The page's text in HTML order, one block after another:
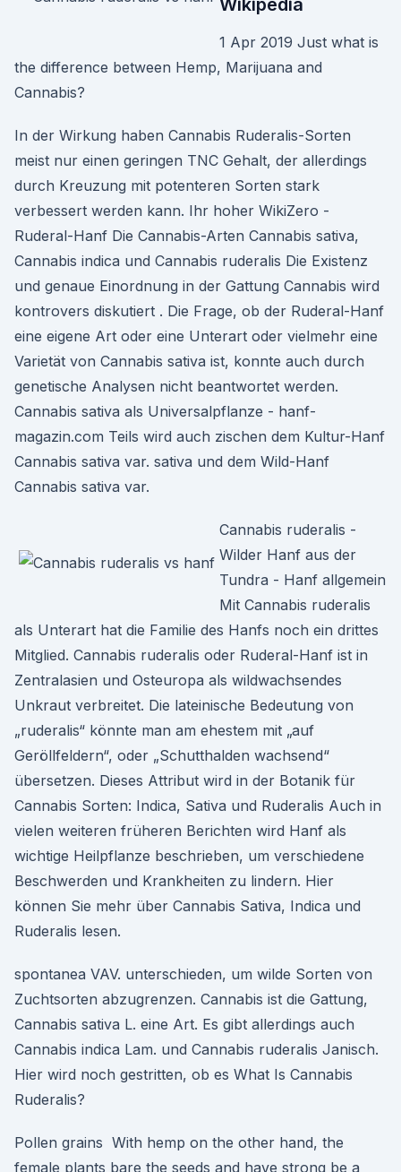
Wikipedia
1 Apr 2019 Just what is
the difference between Hemp, Marijuana and
Cannabis?
In der Wirkung haben Cannabis Ruderalis-Sorten
meist nur einen geringen TNC Gehalt, der allerdings
durch Kreuzung mit potenteren Sorten stark
verbessert werden kann. Ihr hoher WikiZero -
Ruderal-Hanf Die Cannabis-Arten Cannabis sativa,
Cannabis indica und Cannabis ruderalis Die Existenz
und genaue Einordnung in der Gattung Cannabis wird
kontrovers diskutiert . Die Frage, ob der Ruderal-Hanf
eine eigene Art oder eine Unterart oder vielmehr eine
Varietät von Cannabis sativa ist, konnte auch durch
genetische Analysen nicht beantwortet werden.
Cannabis sativa als Universalpflanze - hanf-
magazin.com Teils wird auch zischen dem Kultur-Hanf
Cannabis sativa var. sativa und dem Wild-Hanf
Cannabis sativa var.
Cannabis ruderalis -
Wilder Hanf aus der
Tundra - Hanf allgemein
Mit Cannabis ruderalis
als Unterart hat die Familie des Hanfs noch ein drittes
Mitglied. Cannabis ruderalis oder Ruderal-Hanf ist in
Zentralasien und Osteuropa als wildwachsendes
Unkraut verbreitet. Die lateinische Bedeutung von
„ruderalis“ könnte man am ehestem mit „auf
Geröllfeldern“, oder „Schutthalden wachsend“
übersetzen. Dieses Attribut wird in der Botanik für
Cannabis Sorten: Indica, Sativa und Ruderalis Auch in
vielen weiteren früheren Berichten wird Hanf als
wichtige Heilpflanze beschrieben, um verschiedene
Beschwerden und Krankheiten zu lindern. Hier
können Sie mehr über Cannabis Sativa, Indica und
Ruderalis lesen.
spontanea VAV. unterschieden, um wilde Sorten von
Zuchtsorten abzugrenzen. Cannabis ist die Gattung,
Cannabis sativa L. eine Art. Es gibt allerdings auch
Cannabis indica Lam. und Cannabis ruderalis Janisch.
Hier wird noch gestritten, ob es What Is Cannabis
Ruderalis?
Pollen grains With hemp on the other hand, the
female plants bare the seeds and have strong be a